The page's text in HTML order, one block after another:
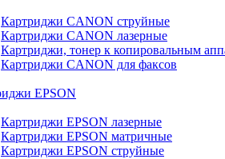
Картриджи CANON струйные
Картриджи CANON лазерные
Картриджи, тонер к копировальным
Картриджи CANON для факсов
EPSON
Картриджи EPSON лазерные
Картриджи EPSON матричные
Картриджи EPSON струйные